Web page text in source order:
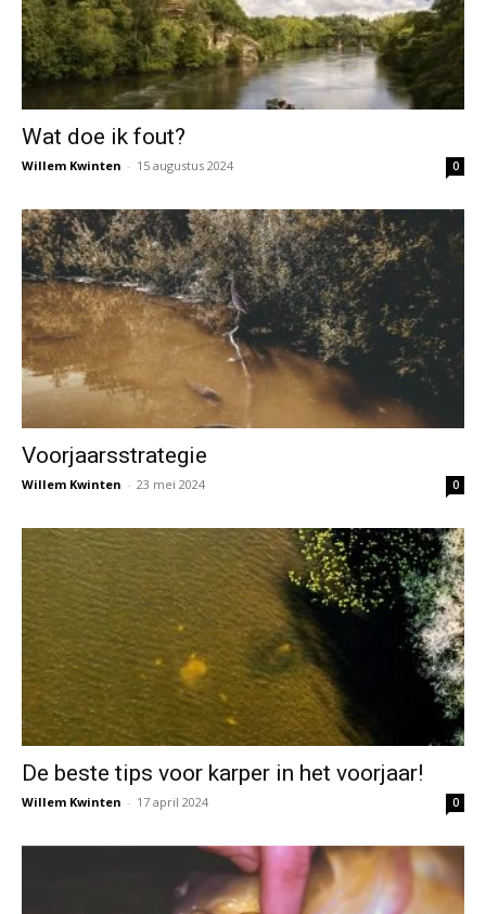
Wat doe ik fout?
Willem Kwinten - 15 augustus 2024 0
Voorjaarsstrategie
Willem Kwinten - 23 mei 2024 0
De beste tips voor karper in het voorjaar!
Willem Kwinten - 17 april 2024 0